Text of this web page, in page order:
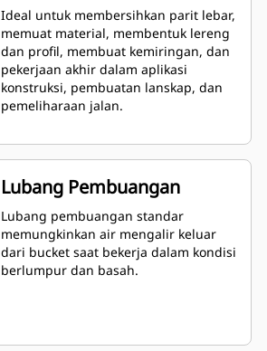
Ideal untuk membersihkan parit lebar,
memuat material, membentuk lereng
dan profil, membuat kemiringan, dan
pekerjaan akhir dalam aplikasi
konstruksi, pembuatan lanskap, dan
pemeliharaan jalan.
Lubang Pembuangan
Lubang pembuangan standar
memungkinkan air mengalir keluar
dari bucket saat bekerja dalam kondisi
berlumpur dan basah.